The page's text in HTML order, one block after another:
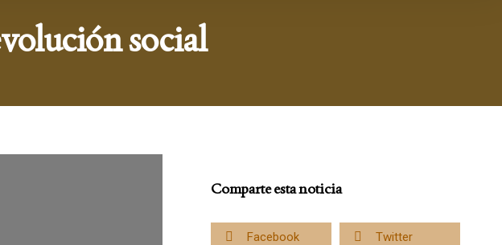
social
Comparte esta noticia
Facebook Twitter